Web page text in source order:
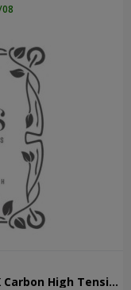
Cuerda 3ª Knobloch Clásica Actives CX Carbon High Tension 503ACX